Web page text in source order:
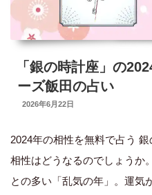
「銀の時計座」の
ーズ飯田の占い
UPDATED
2026年6月22日
2024年の相性を無料で占う
相性はどうなるのでしょうか
との多い「乱気の年」。運気